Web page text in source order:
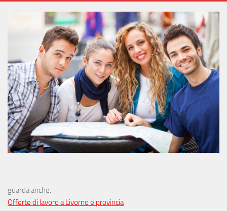
guarda anche:
Offerte di lavoro a Livorno e provincia